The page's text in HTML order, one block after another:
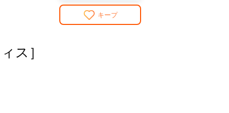
ス］
キープ